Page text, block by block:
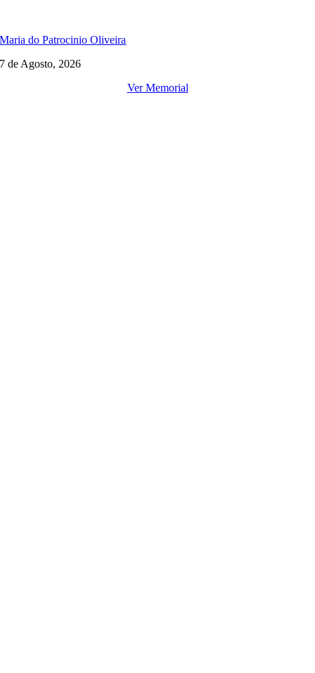
Maria do Patrocinio Oliveira
7 de Agosto, 2026
Ver Memorial